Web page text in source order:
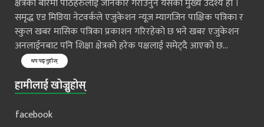
क्षेत्रको बारेमा पाठहरुलाई जानकार गराँउनुनै यसको मुख्य उदेश्य हो ।
समृद्ध एड मिडिया नेटवर्कले एजुकेशन न्यूज म्यागजिन पाक्षिक पत्रिका र
स्कुल खबर मासिक पत्रिका प्रकाशन गरिरहेको छ भने खबर एजुकेशन
अनलाईनबाट पनि शिक्षा क्षेत्रको हरेक पक्षलाई समेट्दै आएको छ...
थप पढ्नुहोस्
हामीलाई खोज्नुहोस्
facebook